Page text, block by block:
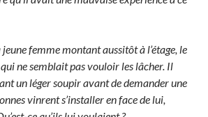
femme montant aussitôt à l’étage, le
ne semblait pas vouloir les lâcher. Il
un léger soupir avant de demander une
vinrent s’installer en face de lui,